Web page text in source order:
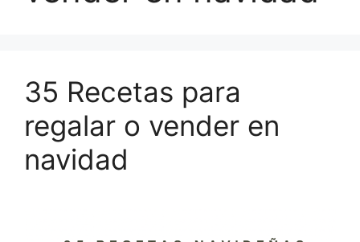
35 Recetas para
regalar o vender en
navidad